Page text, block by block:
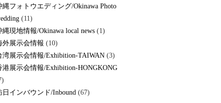
縄フォトウエディング/Okinawa Photo
(11)
縄現地情報/Okinawa local news (1)
外展示会情報 (10)
湾展示会情報/Exhibition-TAIWAN (3)
港展示会情報/Exhibition-HONGKONG
日インバウンド/Inbound (67)